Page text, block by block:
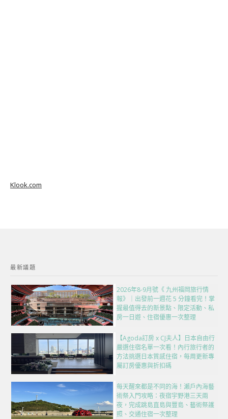
Klook.com
最新議題
2026年8-9月號《 九州福岡旅行情
報》｜出發前一週花 5 分鐘看完！掌
握最值得去的新景點、限定活動、私
房一日遊、住宿優惠一次整理
【Agoda訂房 x CJ夫人】日本自由行
嚴選住宿名單一次看！內行旅行者的
方法挑選日本質感住宿，每周更新專
屬訂房優惠與折扣碼
每天醒來都是不同的海！瀨戶內海藝
術祭入門攻略：夜宿宇野港三天兩
夜，完成跳島直島與豐島、藝術祭護
照、交通住宿一次整理